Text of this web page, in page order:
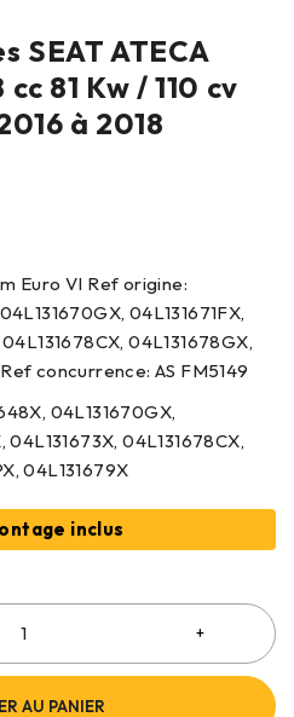
SEAT ATECA
81 Kw / 110 cv
à 2018
Euro VI Ref origine:
04L131671FX,
04L131678GX,
concurrence: AS FM5149
04L131670GX,
04L131673X, 04L131678CX,
04L131679X
inclus
AU PANIER